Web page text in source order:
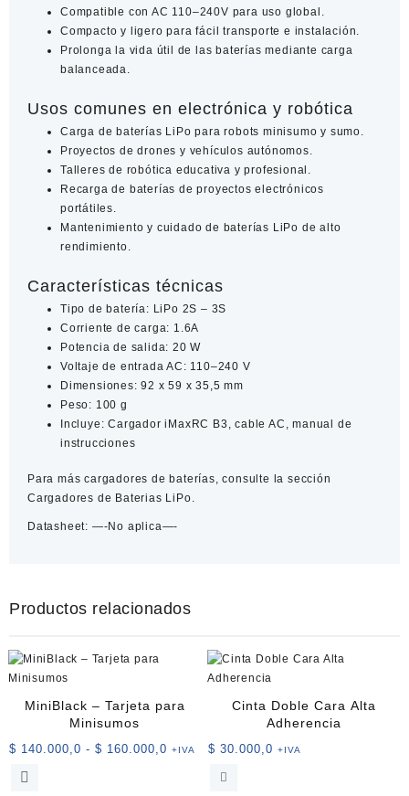
Compatible con AC 110–240V para uso global.
Compacto y ligero para fácil transporte e instalación.
Prolonga la vida útil de las baterías mediante carga
balanceada.
Usos comunes en electrónica y robótica
Carga de baterías LiPo para robots minisumo y sumo.
Proyectos de drones y vehículos autónomos.
Talleres de robótica educativa y profesional.
Recarga de baterías de proyectos electrónicos
portátiles.
Mantenimiento y cuidado de baterías LiPo de alto
rendimiento.
Características técnicas
Tipo de batería: LiPo 2S – 3S
Corriente de carga: 1.6A
Potencia de salida: 20 W
Voltaje de entrada AC: 110–240 V
Dimensiones: 92 x 59 x 35,5 mm
Peso: 100 g
Incluye: Cargador iMaxRC B3, cable AC, manual de
instrucciones
Para más cargadores de baterías, consulte la sección
Cargadores de Baterias LiPo
Datasheet: —-No aplica—-
Productos relacionados
MiniBlack – Tarjeta para
Minisumos
$ 140.000,0 - $ 160.000,0 Rango
+IVA
Este
Cinta Doble Cara Alta
Adherencia
$ 30.000,0 +IVA